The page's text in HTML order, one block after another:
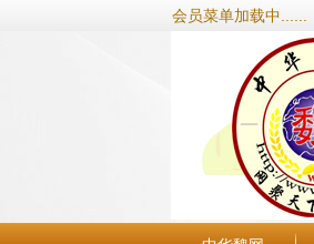
会员菜单加载中......